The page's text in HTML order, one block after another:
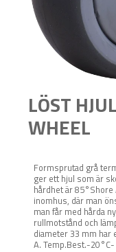
LÖST
WHEEL
Formsprutad grå
ger ett hjul som är
hårdhet är
inomhus, där man
man får med hårda
rullmotstånd och
diameter 33 mm har
A. Temp.Best.-20°C-